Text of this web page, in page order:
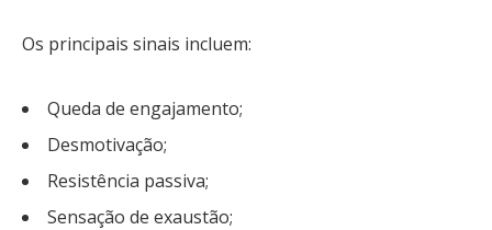
Os principais sinais incluem:
Queda de engajamento;
Desmotivação;
Resistência passiva;
Sensação de exaustão;